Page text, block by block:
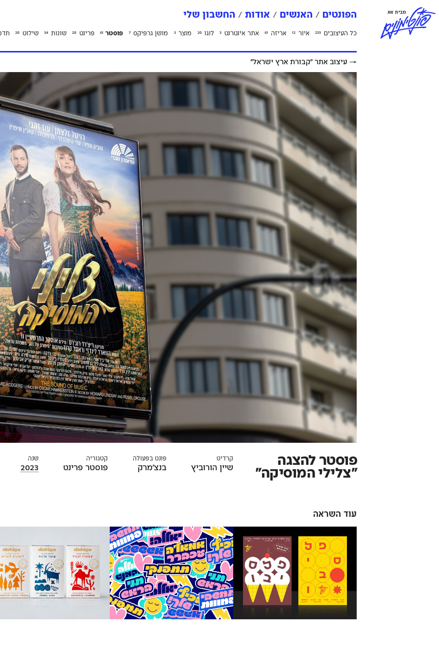
פונטימוניםמבית אאא הפונטים האנשים אודות החשבון שלי
כל העיצובים 233 איור 12 אריזה 61 אתר אינטרנט 3 לוגו 20 מוצר 3 מושן גרפיקס 7 פוסטר 61 פרינט 20 שונות 34 שילוט 20
→ עיצוב אתר ״קבורת ארץ ישראל״
פוסטר להצגה
״צלילי המוסיקה״
קרדיט
שיין הורוביץ
פונט בפעולה
בנצ׳מרק
קטגוריה
פוסטר פרינט
שנה
2023
עוד השראה